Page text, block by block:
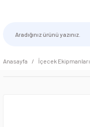
Anasayfa İçecek Ekipmanları